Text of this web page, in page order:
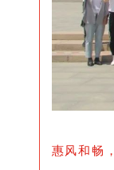
惠风和畅